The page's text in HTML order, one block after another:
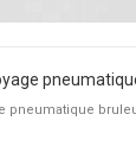
pneumatique